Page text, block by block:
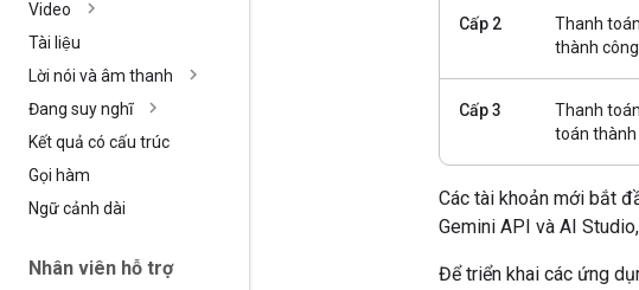
Video
Tài liệu
Lời nói và âm thanh
Đang suy nghĩ
Kết quả có cấu trúc
Gọi hàm
Ngữ cảnh dài
Nhân viên hỗ trợ
Cấp 2
Thanh
thành
Cấp 3
Thanh
toán thành
Các tài khoản mới bắt
Gemini API và AI
Để triển khai các ứng